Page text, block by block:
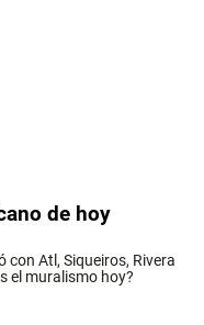
de hoy
con Atl, Siqueiros, Rivera
el muralismo hoy?